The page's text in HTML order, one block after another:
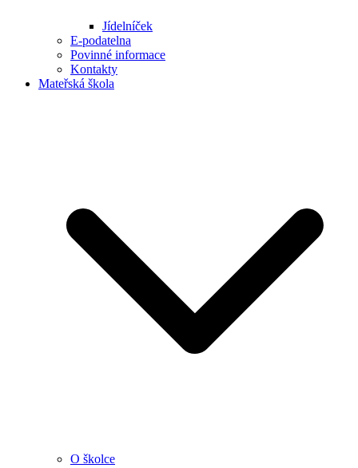
Jídelníček
E-podatelna
Povinné informace
Kontakty
Mateřská škola
O školce